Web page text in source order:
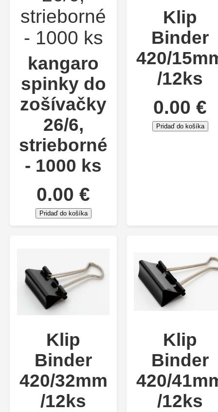
kangaro
spinky do
zošívačky
26/6,
strieborné
- 1000 ks
0.00 €
Pridaď do košíka
Klip
Binder
420/
/12ks
0.00 €
Pridaď do košíka
Klip
Binder
420/32mm
/12ks
Klip
Binder
420/
/12ks